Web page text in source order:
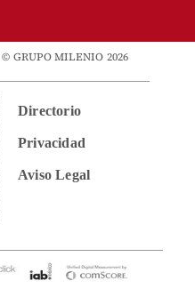
© GRUPO MILENIO 2026
Directorio
Privacidad
Aviso Legal